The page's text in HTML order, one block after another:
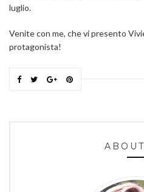
luglio.
Venite con me, che vi presento
protagonista!